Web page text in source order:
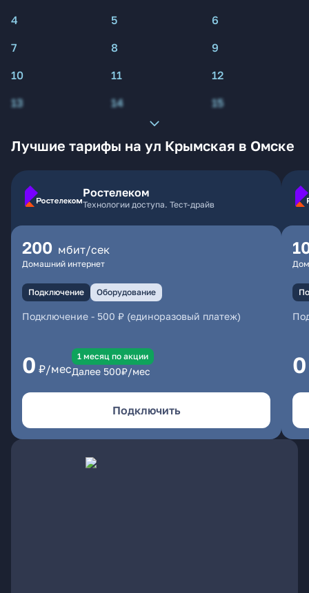
4
5
6
7
8
9
10
11
12
13
14 15
Лучшие тарифы на ул Крымская в Омске
Ростелеком
Технологии доступа. Тест-драйв
200 мбит/сек
Домашний интернет
Подключение Оборудование
Подключение - 500 ₽ (единоразовый платеж)
0 ₽/мес
1 месяц по акции
Далее 500₽/мес
Подключить
0